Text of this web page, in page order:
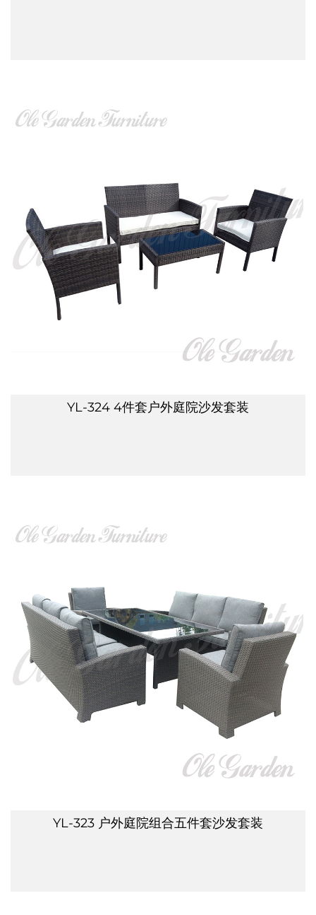
YL-324 4件套户外庭院沙发套装
YL-323 户外庭院组合五件套沙发套装